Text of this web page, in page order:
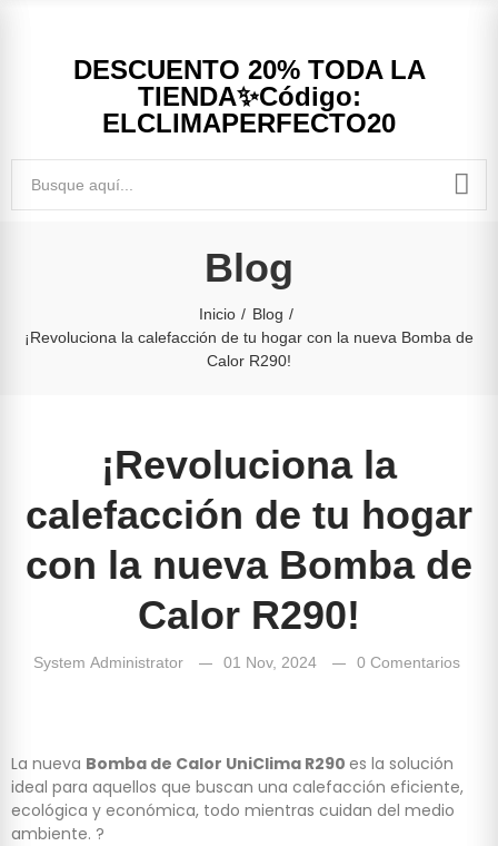
DESCUENTO 20% TODA LA
TIENDA✨Código:
ELCLIMAPERFECTO20
Blog
Inicio
Blog
¡Revoluciona la calefacción de tu hogar con la nueva Bomba de
Calor R290!
¡Revoluciona la
calefacción de tu hogar
con la nueva Bomba de
Calor R290!
System Administrator 01 Nov, 2024 0 Comentarios
La nueva Bomba de Calor UniClima R290 es la solución
ideal para aquellos que buscan una calefacción eficiente,
ecológica y económica, todo mientras cuidan del medio
ambiente. ?